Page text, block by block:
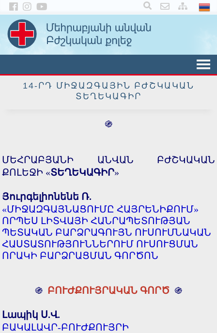
×
14-ՐԴ ՄԻՋԱԶԳԱՅԻՆ ԲԺՇԿԱԿԱՆ
ՏԵՂԵԿԱԳԻՐ
֍
ՄԵՀՐԱԲՅԱՆԻ ԱՆՎԱՆ ԲԺՇԿԱԿԱՆ
ՔՈԼԵՋԻ «ՏԵՂԵԿԱԳԻՐ»
Յուրգելիոնենե Ռ.
«ՄԻՋԱԶԳԱՅՆԱՑՈՒՄԸ ՀԱՅՐԵՆԻՔՈՒՄ»
ՈՐՊԵՍ ԼԻՏՎԱՅԻ ՀԱՆՐԱՊԵՏՈՒԹՅԱՆ
ՊԵՏԱԿԱՆ ԲԱՐՁՐԱԳՈՒՅՆ ՈՒՍՈՒՄՆԱԿԱՆ
ՀԱՍՏԱՏՈՒԹՅՈՒՆՆԵՐՈՒՄ ՈՒՍՈՒՑՄԱՆ
ՈՐԱԿԻ ԲԱՐՁՐԱՑՄԱՆ ԳՈՐԾՈՆ
֍ ԲՈՒԺՔՈՒՅՐԱԿԱՆ ԳՈՐԾ ֍
Լապիկ Ս.Վ.
ԲԱԿԱԼԱՎՐ-ԲՈՒԺՔՈՒՅՐԻ